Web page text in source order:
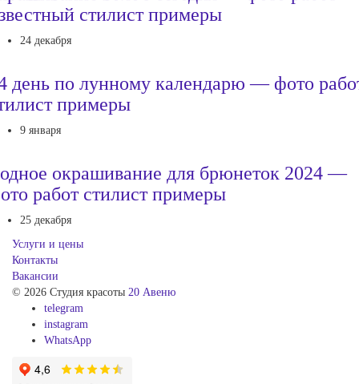
стилист примеры
24 декабря
день по лунному календарю — фото
примеры
9 января
окрашивание для брюнеток 2024 —
работ стилист примеры
25 декабря
Услуги и цены
Контакты
Вакансии
© 2026 Студия красоты 20 Авеню
telegram
instagram
WhatsApp